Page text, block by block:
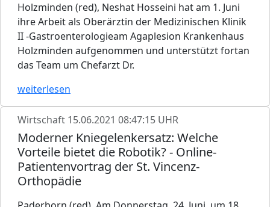
Holzminden (red), Neshat Hosseini hat am 1. Juni
ihre Arbeit als Oberärztin der Medizinischen Klinik
II -Gastroenterologieam Agaplesion Krankenhaus
Holzminden aufgenommen und unterstützt fortan
das Team um Chefarzt Dr.
weiterlesen
Wirtschaft 15.06.2021 08:47:15 UHR
Moderner Kniegelenkersatz: Welche
Vorteile bietet die Robotik? - Online-
Patientenvortrag der St. Vincenz-
Orthopädie